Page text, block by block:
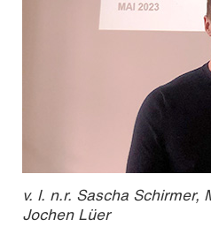
v. l. n.r. Sascha Schirmer,
Jochen Lüer